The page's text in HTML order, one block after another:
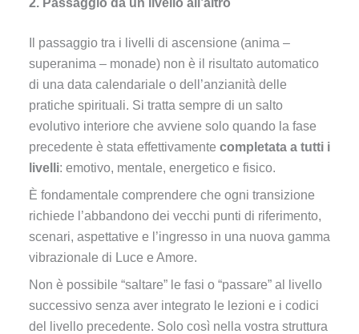
Il passaggio tra i livelli di ascensione (anima –
superanima – monade) non è il risultato automatico
di una data calendariale o dell’anzianità delle
pratiche spirituali. Si tratta sempre di un salto
evolutivo interiore che avviene solo quando la fase
precedente è stata effettivamente completata a tutti i
livelli: emotivo, mentale, energetico e fisico.
È fondamentale comprendere che ogni transizione
richiede l’abbandono dei vecchi punti di riferimento,
scenari, aspettative e l’ingresso in una nuova gamma
vibrazionale di Luce e Amore.
Non è possibile “saltare” le fasi o “passare” al livello
successivo senza aver integrato le lezioni e i codici
del livello precedente. Solo così nella vostra struttura